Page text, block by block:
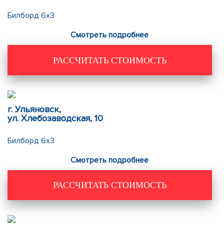
Билборд 6х3
Смотреть подробнее
РАССЧИТАТЬ СТОИМОСТЬ
г. Ульяновск,
ул. Хлебозаводская, 10
Билборд 6х3
Смотреть подробнее
РАССЧИТАТЬ СТОИМОСТЬ